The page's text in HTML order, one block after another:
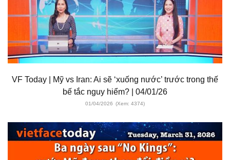
VF Today | Mỹ vs Iran: Ai sẽ ‘xuống nước’ trước trong thế
bế tắc nguy hiểm? | 04/01/26
01/04/2026 (Xem: 4374)